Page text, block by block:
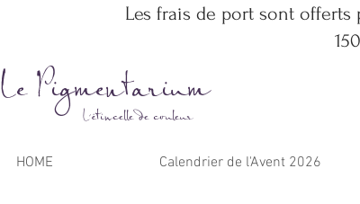
Les frais de port sont
Le Pigmentarium
L'étincelle de couleur
HOME Calendrier de l'Avent 2026